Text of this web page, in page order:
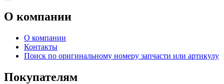
О компании
О компании
Контакты
Поиск по оригинальному номеру запчасти или артикулу
Покупателям